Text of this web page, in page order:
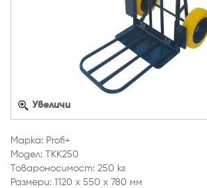
Увеличи
Марка: Profi+
Модел: TKK250
Товароносимост: 250 кг
Размери: 1120 х 550 х 780 мм